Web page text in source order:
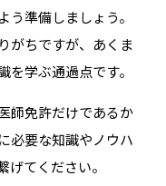
準備しましょう。
がちですが、あくま
学ぶ通過点です。
師免許だけであるか
必要な知識やノウハ
てください。